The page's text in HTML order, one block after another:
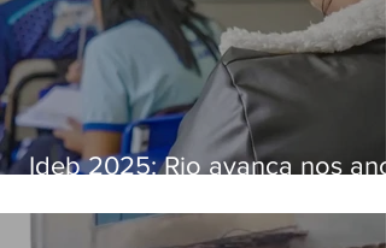
Ideb 2025: Rio avança nos
nacional